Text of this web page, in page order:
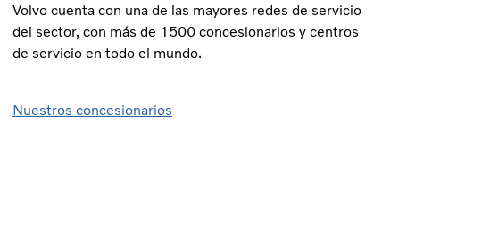
Volvo cuenta con una de las mayores redes de servicio
del sector, con más de 1500 concesionarios y centros
de servicio en todo el mundo.
Nuestros concesionarios